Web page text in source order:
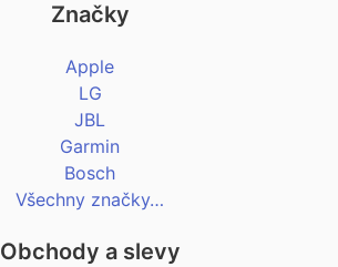
Značky
Apple
LG
JBL
Garmin
Bosch
Všechny značky…
Obchody a slevy